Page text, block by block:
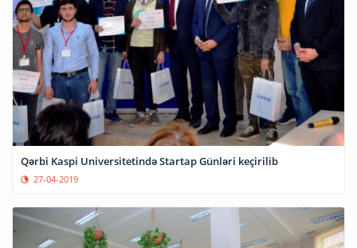
Qərbi Kaspi Universitetində Startap Günləri keçirilib
27-04-2019